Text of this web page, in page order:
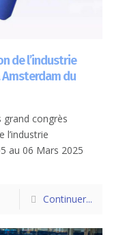
de l’industrie
du
grand congrès
l’industrie
au 06 Mars 2025
Continuer...